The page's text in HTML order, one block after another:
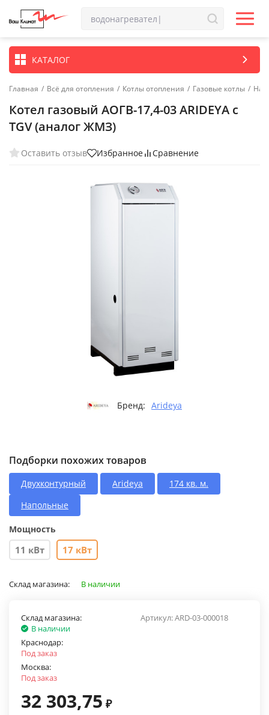
КАТАЛОГ
Главная / Всё для отопления / Котлы отопления / Газовые котлы /
Котел газовый АОГВ-17,4-03 ARIDEYA с
TGV (аналог ЖМЗ)
Оставить отзыв Избранное Сравнение
Бренд: Arideya
Подборки похожих товаров
Двухконтурный Arideya
174 кв. м.
Напольные
Мощность
11 кВт 17 кВт
Склад магазина: В наличии
Артикул:ARD-03-000018
Склад магазина:
В наличии
Краснодар:
Под заказ
Москва:
Под заказ
32 303,75 ₽